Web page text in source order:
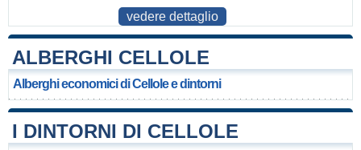
vedere dettaglio
ALBERGHI CELLOLE
Alberghi economici di Cellole e dintorni
I DINTORNI DI CELLOLE